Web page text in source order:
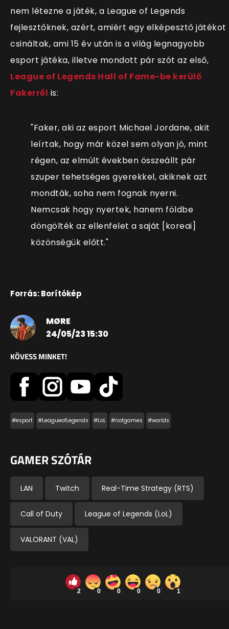
nem létezne a játék, a League of Legends
fejlesztőknek, azért, amiért egy elképesztő játékot
csináltak, ami 15 év után is a világ legnagyobb
esport játéka, illetve mondott pár szót az első,
League of Legends Hall of Fame-be kerülő
Fakerről is:
"Faker, aki az esport Michael Jordane, akit
leírtak, hogy már közel sem olyan jó, mint
régen, az elmúlt években összeállt pár
szuper tehetséges gyerekkel, akiknek azt
mondták, soha nem fognak nyerni.
Nemcsak hogy nyertek, hanem földbe
döngölték az ellenfelet a saját [koreai]
közönségük előtt."
Forrás: Borítókép
MØRE
24/05/23 15:30
KÖVESS MINKET!
#esport #LeagueofLegends #LoL #riotgames #worlds
GAMER SZÓTÁR
LAN Twitch Real-Time Strategy (RTS)
Call of Duty League of Legends (LoL)
VALORANT (VAL)
2 0 0 0 0 1